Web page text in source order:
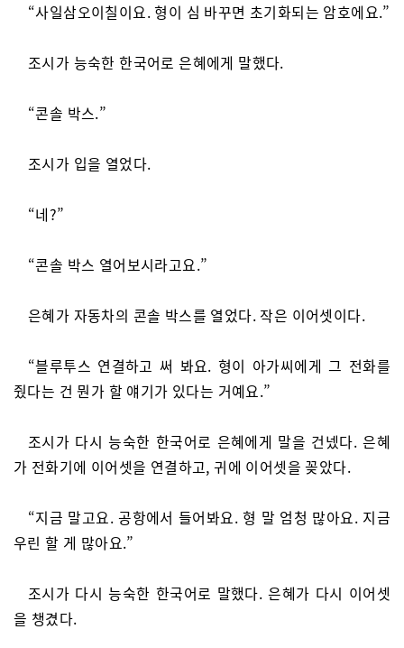
“사일삼오이칠이요. 형이 심 바꾸면 초기화되는 암호에요.”
조시가 능숙한 한국어로 은혜에게 말했다.
“콘솔 박스.”
조시가 입을 열었다.
“네?”
“콘솔 박스 열어보시라고요.”
은혜가 자동차의 콘솔 박스를 열었다. 작은 이어셋이다.
“블루투스 연결하고 써 봐요. 형이 아가씨에게 그 전화를
줬다는 건 뭔가 할 얘기가 있다는 거예요.”
조시가 다시 능숙한 한국어로 은혜에게 말을 건넸다. 은혜
가 전화기에 이어셋을 연결하고, 귀에 이어셋을 꽂았다.
“지금 말고요. 공항에서 들어봐요. 형 말 엄청 많아요. 지금
우린 할 게 많아요.”
조시가 다시 능숙한 한국어로 말했다. 은혜가 다시 이어셋
을 챙겼다.